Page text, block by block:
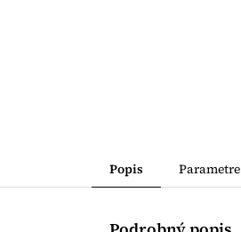
Popis Parametre